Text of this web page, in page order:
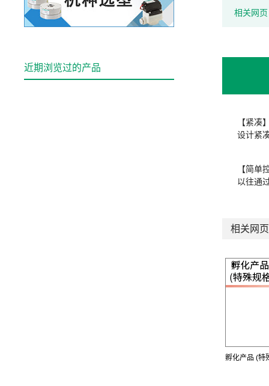
相关网页
【紧凑
设计紧
【简单
以往通
相关网页
孵化产品 (特
近期浏览过的产品